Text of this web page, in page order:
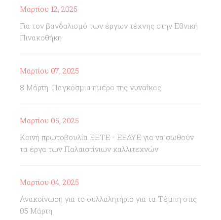
Μαρτίου 12, 2025
Για τον βανδαλισμό των έργων τέχνης στην Εθνική
Πινακοθήκη
Μαρτίου 07, 2025
8 Μάρτη. Παγκόσμια ημέρα της γυναίκας
Μαρτίου 05, 2025
Κοινή πρωτοβουλία ΕΕΤΕ - ΕΕΔΥΕ για να σωθούν
τα έργα των Παλαιστίνιων καλλιτεχνών
Μαρτίου 04, 2025
Ανακοίνωση για το συλλαλητήριο για τα Τέμπη στις
05 Μάρτη